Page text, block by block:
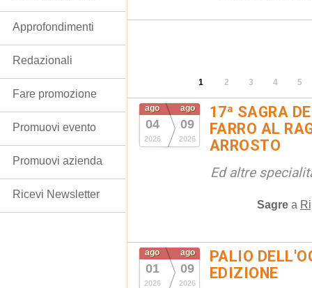
1 2 3 4 5
ago
04
2026
ago
09
2026
17ª SAGRA
FARRO AL
ARROSTO
Ed altre
Sagre a
ago
01
2026
ago
09
2026
PALIO
EDIZIONE
Approfondimenti
Redazionali
Fare promozione
Promuovi evento
Promuovi azienda
Ricevi Newsletter